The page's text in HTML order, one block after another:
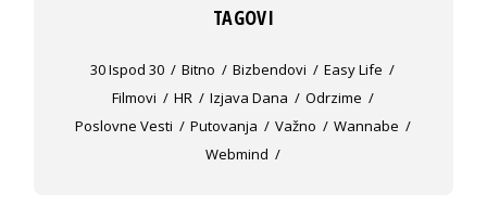
TAGOVI
30 Ispod 30 Bitno Bizbendovi
Easy Life
Filmovi
HR Izjava Dana
Odrzime
Poslovne Vesti
Putovanja Važno
Wannabe
Webmind